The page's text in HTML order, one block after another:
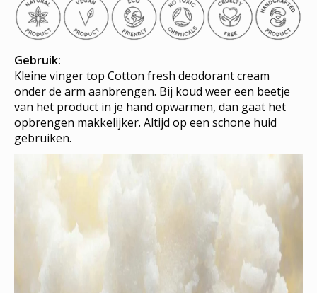
Gebruik:
Kleine vinger top Cotton fresh deodorant cream
onder de arm aanbrengen. Bij koud weer een beetje
van het product in je hand opwarmen, dan gaat het
opbrengen makkelijker. Altijd op een schone huid
gebruiken.